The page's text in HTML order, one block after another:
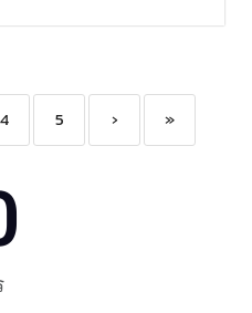
4 5 › »